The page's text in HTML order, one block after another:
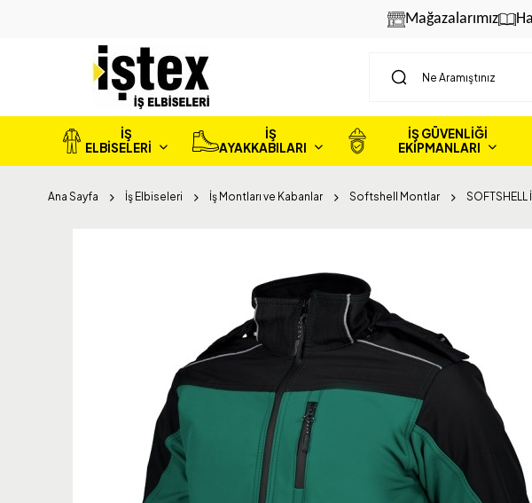
Mağazalarımız
İŞ
ELBİSELERİ
İŞ
AYAKKABILARI
İŞ GÜVENLİĞİ
EKİPMANLARI
Ana Sayfa İş Elbiseleri İş Montları ve Kabanlar Softshell Montlar SOFTSHELL